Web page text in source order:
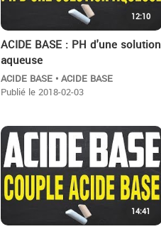
12:10
ACIDE BASE : PH d'une solution
aqueuse
ACIDE BASE • ACIDE BASE
Publié le 2018-02-03
14:41